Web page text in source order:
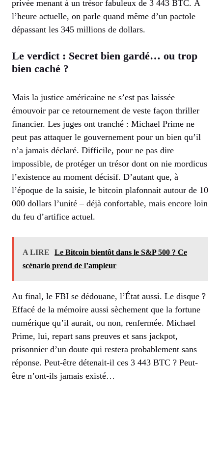
privée menant à un trésor fabuleux de 3 443 BTC. À
l’heure actuelle, on parle quand même d’un pactole
dépassant les 345 millions de dollars.
Le verdict : Secret bien gardé… ou trop
bien caché ?
Mais la justice américaine ne s’est pas laissée
émouvoir par ce retournement de veste façon thriller
financier. Les juges ont tranché : Michael Prime ne
peut pas attaquer le gouvernement pour un bien qu’il
n’a jamais déclaré. Difficile, pour ne pas dire
impossible, de protéger un trésor dont on nie mordicus
l’existence au moment décisif. D’autant que, à
l’époque de la saisie, le bitcoin plafonnait autour de 10
000 dollars l’unité – déjà confortable, mais encore loin
du feu d’artifice actuel.
A LIRE
Le Bitcoin bientôt dans le S&P 500 ? Ce
scénario prend de l’ampleur
Au final, le FBI se dédouane, l’État aussi. Le disque ?
Effacé de la mémoire aussi sèchement que la fortune
numérique qu’il aurait, ou non, renfermée. Michael
Prime, lui, repart sans preuves et sans jackpot,
prisonnier d’un doute qui restera probablement sans
réponse. Peut-être détenait-il ces 3 443 BTC ? Peut-
être n’ont-ils jamais existé…